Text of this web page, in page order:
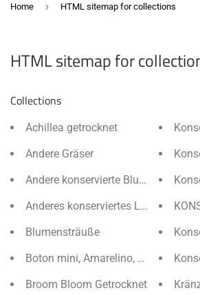
Home › HTML sitemap for collections
HTML sitemap for
Collections
Achillea getrocknet
Andere Gräser
Andere konservierte Blumen
Anderes konserviertes Laub
Blumensträuße
Boton mini, Amarelino, Botao
Broom Bloom Getrocknet